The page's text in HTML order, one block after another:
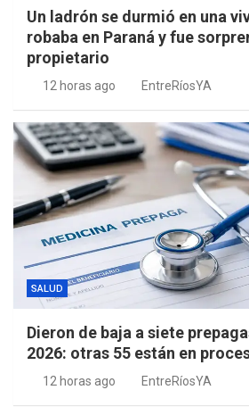
Un ladrón se durmió en una
robaba en Paraná y fue
propietario
12 horas ago EntreRíosYA
SALUD
Dieron de baja a siete
2026: otras 55 están en
12 horas ago EntreRíosYA